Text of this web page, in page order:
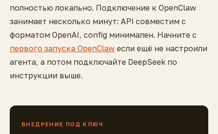
полностью локально. Подключение к OpenClaw
занимает несколько минут: API совместим с
форматом OpenAI, config минимален. Начните с
первого запуска OpenClaw если ещё не настроили
агента, а потом подключайте DeepSeek по
инструкции выше.
ВНЕДРЕНИЕ ПОД КЛЮЧ